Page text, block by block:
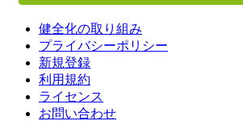
健全化の取り組み
プライバシーポリシー
新規登録
利用規約
ライセンス
お問い合わせ